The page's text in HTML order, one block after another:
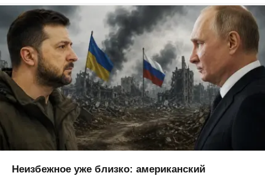
Неизбежное уже близко: американский